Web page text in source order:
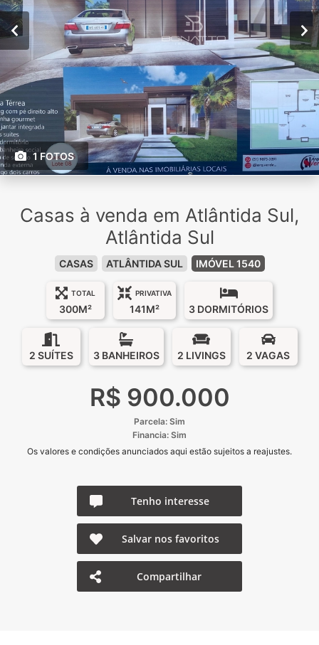
1 FOTOS
Casas à venda em Atlântida Sul,
Atlântida Sul
CASAS ATLÂNTIDA SUL IMÓVEL 1540
TOTAL
300M²
PRIVATIVA
141M² 3 DORMITÓRIOS
2 SUÍTES 3 BANHEIROS 2 LIVINGS 2 VAGAS
R$ 900.000
Parcela: Sim
Financia: Sim
Os valores e condições anunciados aqui estão sujeitos a reajustes.
Tenho interesse
Salvar nos favoritos
Compartilhar